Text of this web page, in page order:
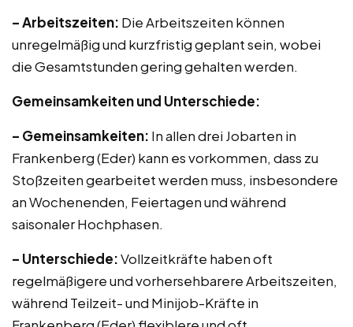
– Arbeitszeiten: Die Arbeitszeiten können
unregelmäßig und kurzfristig geplant sein, wobei
die Gesamtstunden gering gehalten werden.
Gemeinsamkeiten und Unterschiede:
– Gemeinsamkeiten: In allen drei Jobarten in
Frankenberg (Eder) kann es vorkommen, dass zu
Stoßzeiten gearbeitet werden muss, insbesondere
an Wochenenden, Feiertagen und während
saisonaler Hochphasen.
– Unterschiede:Vollzeitkräfte haben oft
regelmäßigere und vorhersehbarere Arbeitszeiten,
während Teilzeit- und Minijob-Kräfte in